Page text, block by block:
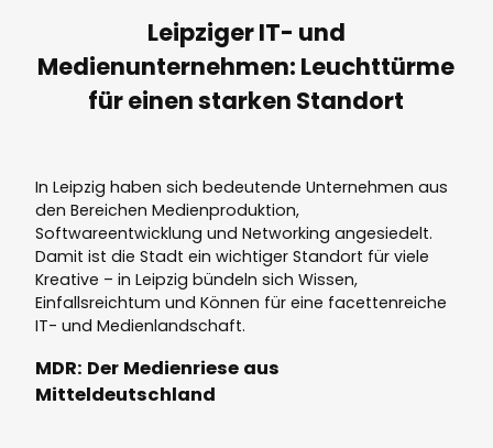
Leipziger IT- und
Medienunternehmen: Leuchttürme
für einen starken Standort
In Leipzig haben sich bedeutende Unternehmen aus
den Bereichen Medienproduktion,
Softwareentwicklung und Networking angesiedelt.
Damit ist die Stadt ein wichtiger Standort für viele
Kreative – in Leipzig bündeln sich Wissen,
Einfallsreichtum und Können für eine facettenreiche
IT- und Medienlandschaft.
MDR: Der Medienriese aus
Mitteldeutschland